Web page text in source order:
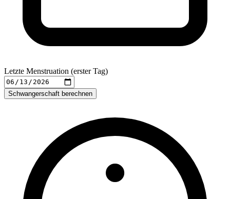
Letzte Menstruation (erster Tag)
Schwangerschaft berechnen